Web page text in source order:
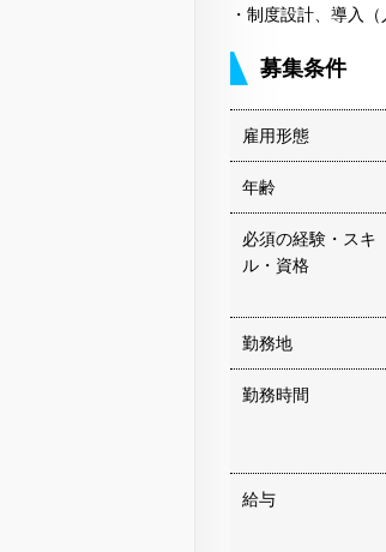
・制度設計、導入
募集条件
雇用形態
年齢
必須の経験・スキ
ル・資格
勤務地
勤務時間
給与